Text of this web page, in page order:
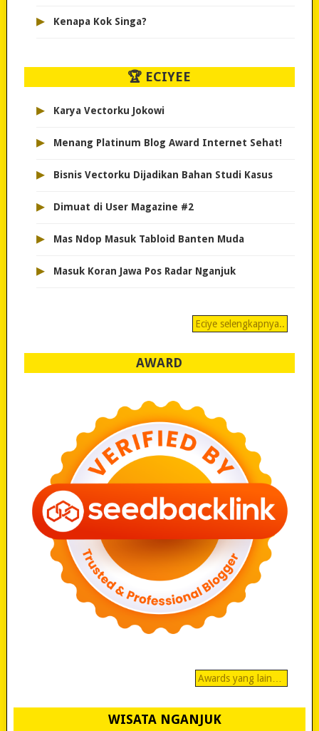
▸ Kenapa Kok Singa?
🏆 ECIYEE
▸ Karya Vectorku Jokowi
▸ Menang Platinum Blog Award Internet Sehat!
▸ Bisnis Vectorku Dijadikan Bahan Studi Kasus
▸ Dimuat di User Magazine #2
▸ Mas Ndop Masuk Tabloid Banten Muda
▸ Masuk Koran Jawa Pos Radar Nganjuk
Eciye selengkapnya..
AWARD
Awards yang lain…
WISATA NGANJUK